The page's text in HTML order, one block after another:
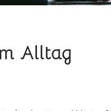
Alltag